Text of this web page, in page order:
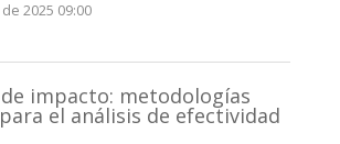
2025 09:00
impacto: metodologías
el análisis de efectividad